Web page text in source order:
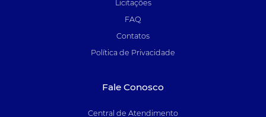
Licitações
FAQ
Contatos
Política de Privacidade
Fale Conosco
Central de Atendimento